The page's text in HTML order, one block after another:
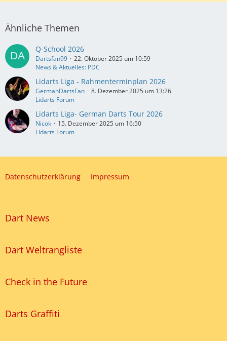
Ähnliche Themen
Q-School 2026
Dartsfan99
22. Oktober 2025 um 10:59
News & Aktuelles: PDC
Lidarts Liga - Rahmenterminplan 2026
GermanDartsFan
8. Dezember 2025 um 13:26
Lidarts Forum
Lidarts Liga- German Darts Tour 2026
Nicok
15. Dezember 2025 um 16:50
Lidarts Forum
Datenschutzerklärung Impressum
Dart News
Dart Weltrangliste
Check in the Future
Darts Graffiti